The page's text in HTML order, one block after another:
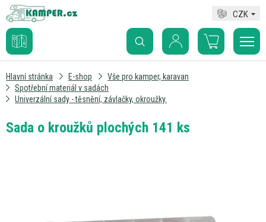
CZK
Hlavní stránka E-shop
Vše pro kamper, karavan
Spotřební materiál v sadách
Univerzální sady - těsnění, závlačky, okroužky.
Sada o kroužků plochých 141 ks